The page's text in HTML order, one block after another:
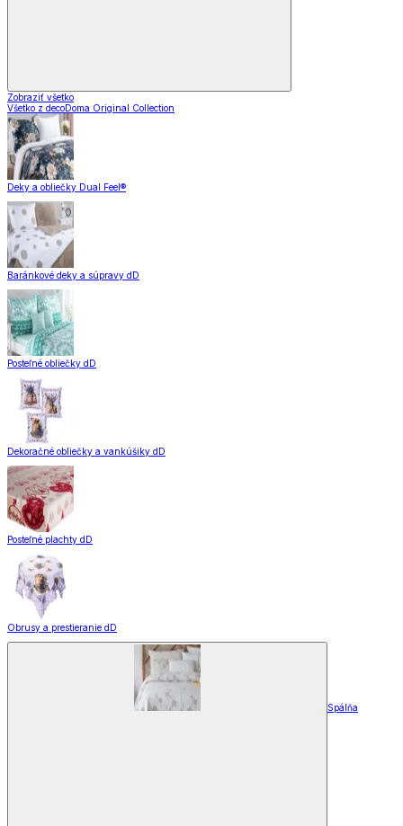
Zobraziť všetko
Všetko z decoDoma Original Collection
Deky a obliečky Dual Feel®
Baránkové deky a súpravy dD
Posteľné obliečky dD
Dekoračné obliečky a vankúšiky dD
Posteľné plachty dD
Obrusy a prestieranie dD
Spálňa